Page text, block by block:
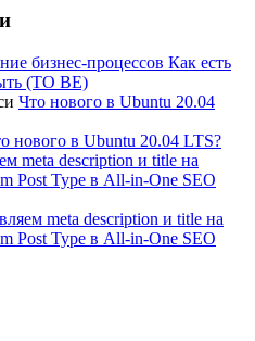
бизнес-процессов Как есть
(TO BE)
Что нового в Ubuntu 20.04
нового в Ubuntu 20.04 LTS?
meta description и title на
Post Type в All-in-One SEO
meta description и title на
Post Type в All-in-One SEO